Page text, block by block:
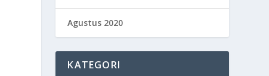
Agustus 2020
KATEGORI